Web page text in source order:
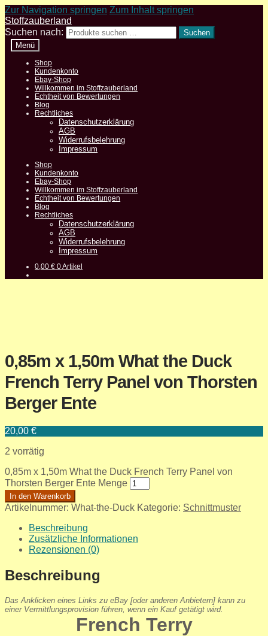
Zur Navigation springen Zum Inhalt springen
Stoffzauberland
Suchen nach:
Suchen
Menü
Shop
Kundenkonto
Ebay-Shop
Willkommen im Stoffzauberland
Echtheit von Bewertungen
Blog
Rechtliches
Datenschutzerklärung
AGB
Widerrufsbelehrung
Impressum
Shop
Kundenkonto
Ebay-Shop
Willkommen im Stoffzauberland
Echtheit von Bewertungen
Blog
Rechtliches
Datenschutzerklärung
AGB
Widerrufsbelehrung
Impressum
0,00€ 0 Artikel
0,85m x 1,50m What the Duck
French Terry Panel von Thorsten
Berger Ente
20,00 €
2 vorrätig
0,85m x 1,50m What the Duck French Terry Panel von
Thorsten Berger Ente Menge
In den Warenkorb
Artikelnummer: What-the-Duck Kategorie: Schnittmuster
Beschreibung
Zusätzliche Informationen
Rezensionen (0)
Beschreibung
Das Anklicken eines Links zu eBay [oder anderen Anbietern] kann zu
einer Vermittlungsprovision führen, wenn ein Kauf getätigt wird.
French Terry